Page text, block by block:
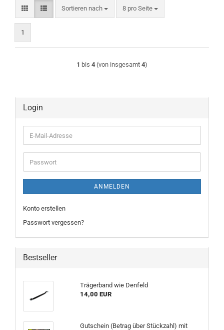
Sortieren nach
Sortieren nach 8 pro Seite
pro Seite
1
1 bis 4 (von insgesamt 4)
Login
E-
Mail-
Adresse
Passwort
ANMELDEN
Konto erstellen
Passwort vergessen?
Bestseller
Trägerband wie Denfeld
14,00 EUR
Gutschein (Betrag über Stückzahl) mit